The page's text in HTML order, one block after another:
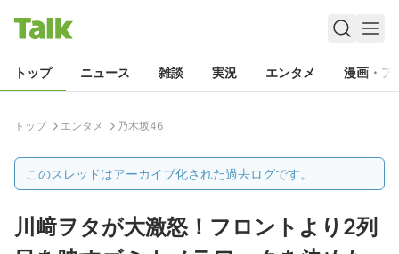
トップ ニュース 雑談 実況 エンタメ 漫画・ア
トップ エンタメ 乃木坂46
このスレッドはアーカイブ化された過去ログです。
川﨑ヲタが大激怒！フロントより2列